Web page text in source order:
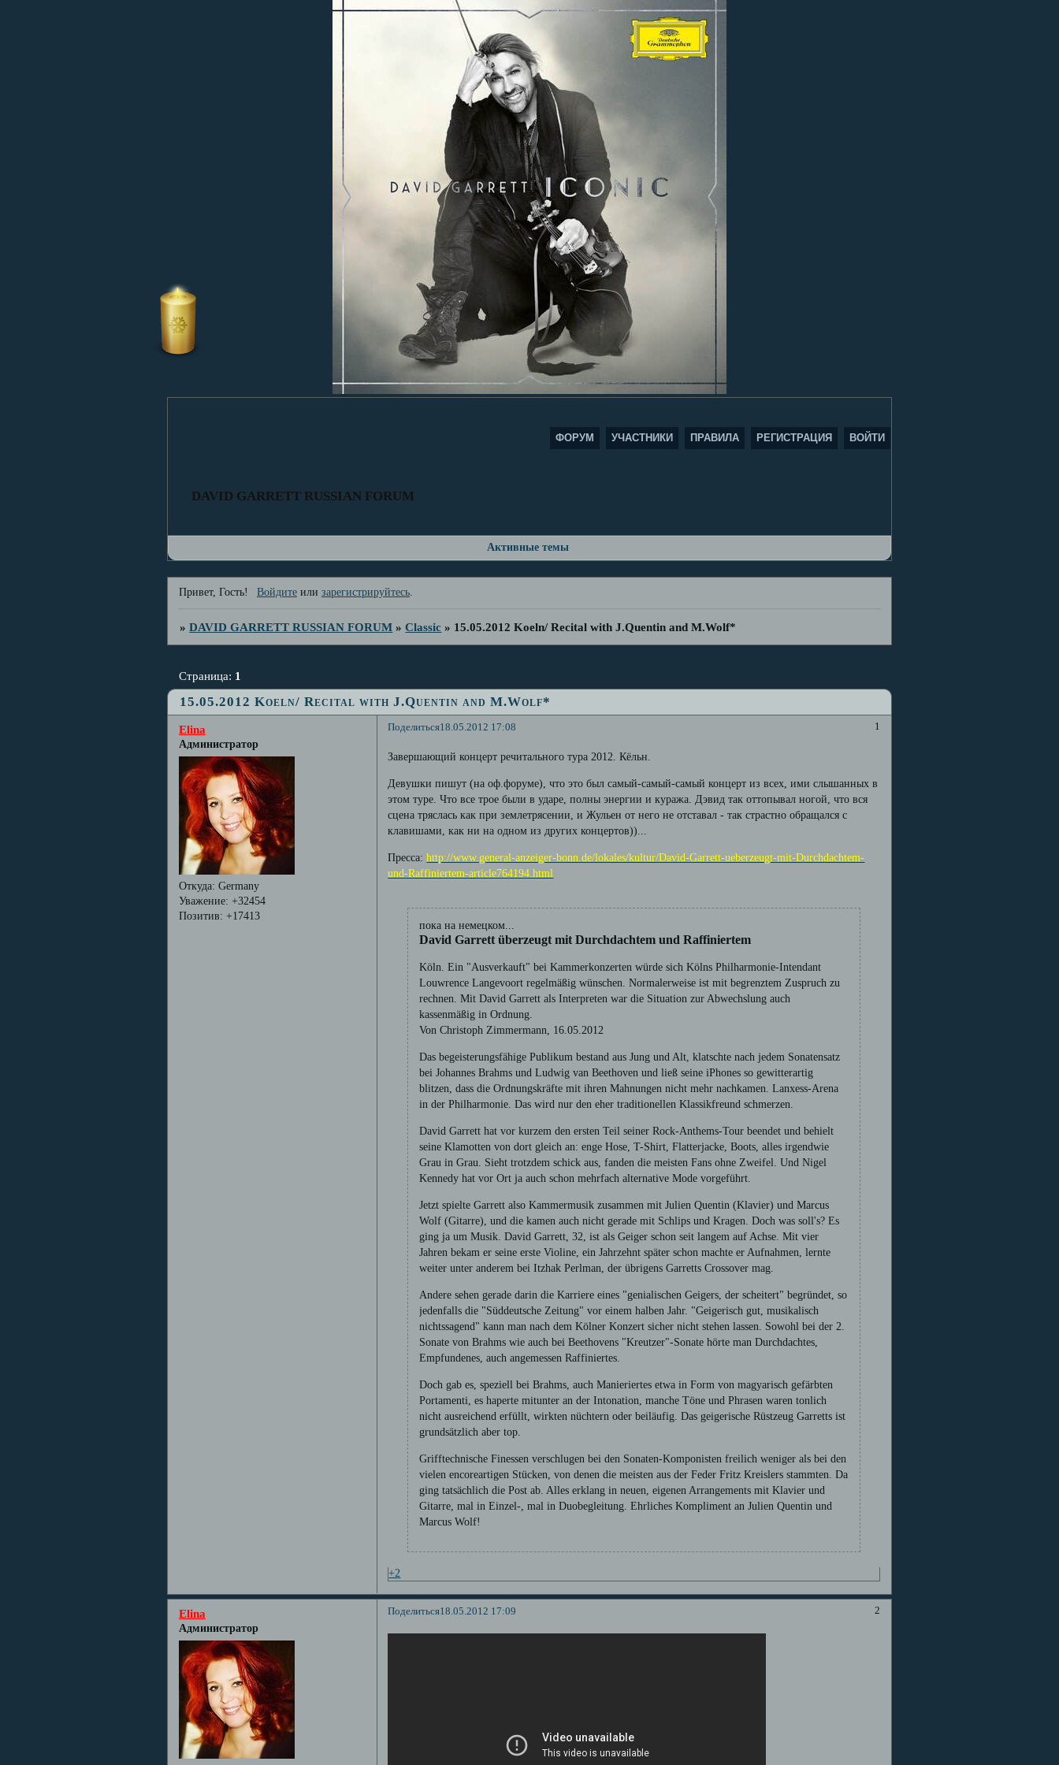
DAVID GARRETT RUSSIAN FORUM
ФОРУМ УЧАСТНИКИ ПРАВИЛА РЕГИСТРАЦИЯ ВОЙТИ
Активные темы
Привет, Гость! Войдитеили зарегистрируйтесь.
»DAVID GARRETT RUSSIAN FORUM »Classic » 15.05.2012 Koeln/ Recital with J.Quentin and M.Wolf*
15.05.2012 Koeln/ Recital with J.Quentin and M.Wolf*
Страница: 1
Поделиться 1
18.05.2012 17:08
Elina
Администратор
Откуда: Germany
Уважение: +32454
Позитив: +17413
Завершающий концерт речитального тура 2012. Кёльн.
Девушки пишут (на оф.форуме), что это был самый-самый-самый концерт из всех, ими слышанных в
этом туре. Что все трое были в ударе, полны энергии и куража. Дэвид так оттопывал ногой, что вся
сцена тряслась как при землетрясении, и Жульен от него не отставал - так страстно обращался с
клавишами, как ни на одном из других концертов))...
Пресса:http://www.general-anzeiger-bonn.de/lokales/kultur/David-Garrett-ueberzeugt-mit-Durchdachtem-
und-Raffiniertem-article764194.html
пока на немецком...
David Garrett überzeugt mit Durchdachtem und Raffiniertem
Köln. Ein "Ausverkauft" bei Kammerkonzerten würde sich Kölns Philharmonie-Intendant
Louwrence Langevoort regelmäßig wünschen. Normalerweise ist mit begrenztem Zuspruch zu
rechnen. Mit David Garrett als Interpreten war die Situation zur Abwechslung auch
kassenmäßig in Ordnung.
Von Christoph Zimmermann, 16.05.2012
Das begeisterungsfähige Publikum bestand aus Jung und Alt, klatschte nach jedem Sonatensatz
bei Johannes Brahms und Ludwig van Beethoven und ließ seine iPhones so gewitterartig
blitzen, dass die Ordnungskräfte mit ihren Mahnungen nicht mehr nachkamen. Lanxess-Arena
in der Philharmonie. Das wird nur den eher traditionellen Klassikfreund schmerzen.
David Garrett hat vor kurzem den ersten Teil seiner Rock-Anthems-Tour beendet und behielt
seine Klamotten von dort gleich an: enge Hose, T-Shirt, Flatterjacke, Boots, alles irgendwie
Grau in Grau. Sieht trotzdem schick aus, fanden die meisten Fans ohne Zweifel. Und Nigel
Kennedy hat vor Ort ja auch schon mehrfach alternative Mode vorgeführt.
Jetzt spielte Garrett also Kammermusik zusammen mit Julien Quentin (Klavier) und Marcus
Wolf (Gitarre), und die kamen auch nicht gerade mit Schlips und Kragen. Doch was soll's? Es
ging ja um Musik. David Garrett, 32, ist als Geiger schon seit langem auf Achse. Mit vier
Jahren bekam er seine erste Violine, ein Jahrzehnt später schon machte er Aufnahmen, lernte
weiter unter anderem bei Itzhak Perlman, der übrigens Garretts Crossover mag.
Andere sehen gerade darin die Karriere eines "genialischen Geigers, der scheitert" begründet, so
jedenfalls die "Süddeutsche Zeitung" vor einem halben Jahr. "Geigerisch gut, musikalisch
nichtssagend" kann man nach dem Kölner Konzert sicher nicht stehen lassen. Sowohl bei der 2.
Sonate von Brahms wie auch bei Beethovens "Kreutzer"-Sonate hörte man Durchdachtes,
Empfundenes, auch angemessen Raffiniertes.
Doch gab es, speziell bei Brahms, auch Manieriertes etwa in Form von magyarisch gefärbten
Portamenti, es haperte mitunter an der Intonation, manche Töne und Phrasen waren tonlich
nicht ausreichend erfüllt, wirkten nüchtern oder beiläufig. Das geigerische Rüstzeug Garretts ist
grundsätzlich aber top.
Grifftechnische Finessen verschlugen bei den Sonaten-Komponisten freilich weniger als bei den
vielen encoreartigen Stücken, von denen die meisten aus der Feder Fritz Kreislers stammten. Da
ging tatsächlich die Post ab. Alles erklang in neuen, eigenen Arrangements mit Klavier und
Gitarre, mal in Einzel-, mal in Duobegleitung. Ehrliches Kompliment an Julien Quentin und
Marcus Wolf!
+2
Поделиться 2
18.05.2012 17:09
Elina
Администратор